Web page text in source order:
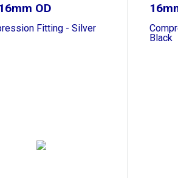
OD
Fitting - Silver
Black